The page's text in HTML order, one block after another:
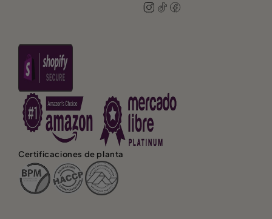
Certificaciones de planta